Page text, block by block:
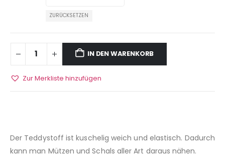
ZURÜCKSETZEN
IN DEN WARENKORB
Zur Merkliste hinzufügen
Der Teddystoff ist kuschelig weich und elastisch. Dadurch
kann man Mützen und Schals aller Art daraus nähen.